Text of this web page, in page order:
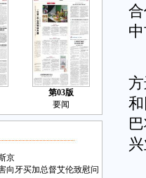
第03版
要闻
京
向牙买加总督艾伦致慰问